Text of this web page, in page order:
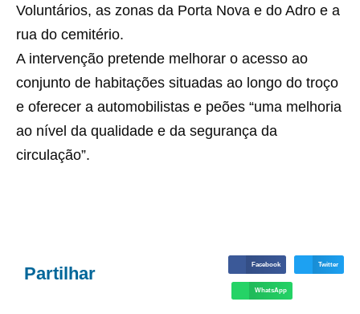
Voluntários, as zonas da Porta Nova e do Adro e a
rua do cemitério.
A intervenção pretende melhorar o acesso ao
conjunto de habitações situadas ao longo do troço
e oferecer a automobilistas e peões “uma melhoria
ao nível da qualidade e da segurança da
circulação”.
Partilhar Facebook Twitter
WhatsApp